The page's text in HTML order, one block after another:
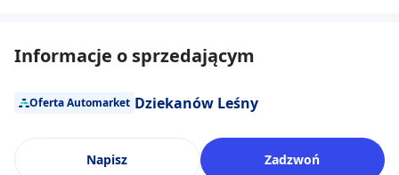
Informacje o sprzedającym
Oferta Automarket Dziekanów Leśny
Napisz Zadzwoń